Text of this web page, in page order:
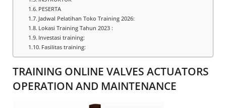
PESERTA
Jadwal Pelatihan Toko Training 2026:
Lokasi Training Tahun 2023 :
Investasi training:
Fasilitas training:
TRAINING ONLINE VALVES ACTUATORS
OPERATION AND MAINTENANCE